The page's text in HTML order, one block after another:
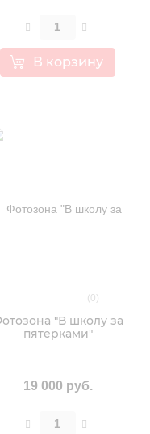
В корзину
(0)
"В школу за
пятерками"
19 000 руб.